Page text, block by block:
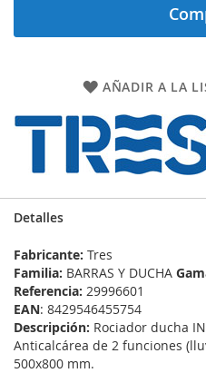
AÑADIR A LA
Detalles
Fabricante: Tres
Familia: BARRAS Y DUCHA
Referencia: 29996601
EAN: 8429546455754
Descripción: Rociador ducha
Anticalcárea de 2 funciones
500x800 mm.